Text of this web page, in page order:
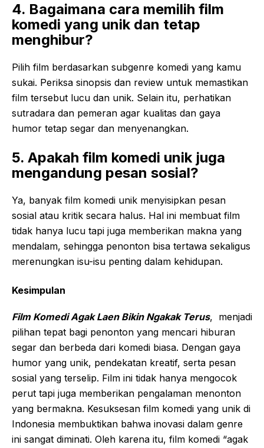
4. Bagaimana cara memilih film
komedi yang unik dan tetap
menghibur?
Pilih film berdasarkan subgenre komedi yang kamu
sukai. Periksa sinopsis dan review untuk memastikan
film tersebut lucu dan unik. Selain itu, perhatikan
sutradara dan pemeran agar kualitas dan gaya
humor tetap segar dan menyenangkan.
5. Apakah film komedi unik juga
mengandung pesan sosial?
Ya, banyak film komedi unik menyisipkan pesan
sosial atau kritik secara halus. Hal ini membuat film
tidak hanya lucu tapi juga memberikan makna yang
mendalam, sehingga penonton bisa tertawa sekaligus
merenungkan isu-isu penting dalam kehidupan.
Kesimpulan
Film Komedi Agak Laen Bikin Ngakak Terus, menjadi
pilihan tepat bagi penonton yang mencari hiburan
segar dan berbeda dari komedi biasa. Dengan gaya
humor yang unik, pendekatan kreatif, serta pesan
sosial yang terselip. Film ini tidak hanya mengocok
perut tapi juga memberikan pengalaman menonton
yang bermakna. Kesuksesan film komedi yang unik di
Indonesia membuktikan bahwa inovasi dalam genre
ini sangat diminati. Oleh karena itu, film komedi “agak